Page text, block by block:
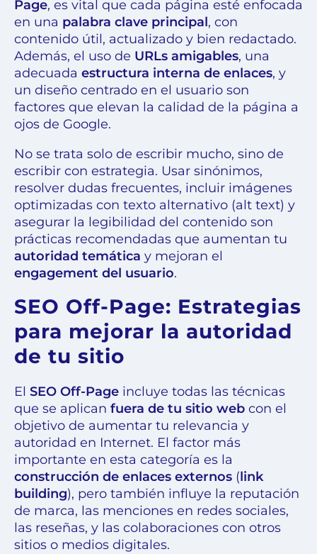
Page, es vital que cada página esté enfocada
en una palabra clave principal, con
contenido útil, actualizado y bien redactado.
Además, el uso de URLs amigables, una
adecuada estructura interna de enlaces, y
un diseño centrado en el usuario son
factores que elevan la calidad de la página a
ojos de Google.
No se trata solo de escribir mucho, sino de
escribir con estrategia. Usar sinónimos,
resolver dudas frecuentes, incluir imágenes
optimizadas con texto alternativo (alt text) y
asegurar la legibilidad del contenido son
prácticas recomendadas que aumentan tu
autoridad temática y mejoran el
engagement del usuario.
SEO Off-Page: Estrategias
para mejorar la autoridad
de tu sitio
El SEO Off-Page incluye todas las técnicas
que se aplican fuera de tu sitio web con el
objetivo de aumentar tu relevancia y
autoridad en Internet. El factor más
importante en esta categoría es la
construcción de enlaces externos (link
building), pero también influye la reputación
de marca, las menciones en redes sociales,
las reseñas, y las colaboraciones con otros
sitios o medios digitales.